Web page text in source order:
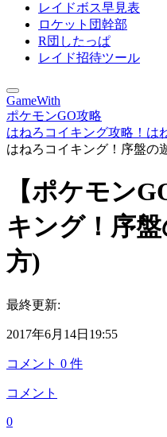
レイドボス早見表
ロケット団幹部
R団したっぱ
レイド招待ツール
GameWith
ポケモンGO攻略
はねろコイキング攻略！は
はねろコイキング！序盤の
【ポケモン
キング！序
方)
最終更新:
2017年6月14日19:55
コメント 0 件
コメント
0